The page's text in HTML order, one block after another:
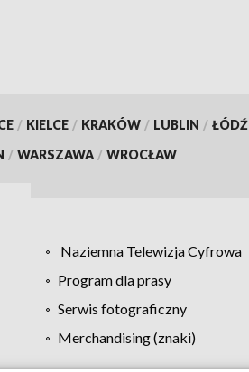
/ KIELCE / KRAKÓW / LUBLIN / ŁÓDŹ
/ WARSZAWA / WROCŁAW
Naziemna Telewizja Cyfrowa
Program dla prasy
Serwis fotograficzny
Merchandising (znaki)